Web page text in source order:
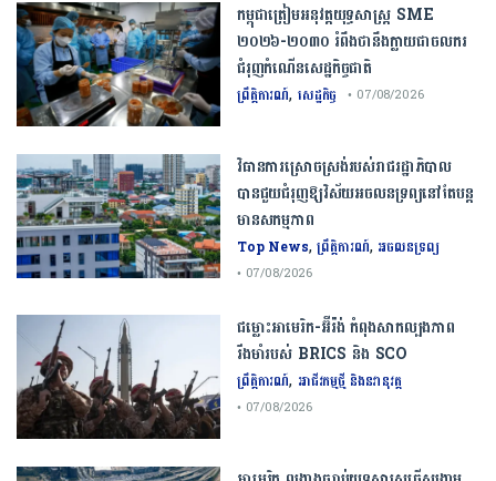
កម្ពុជា​ត្រៀមអនុវត្ត​យុទ្ធសាស្ត្រ​ ​SME​ ​
២០២៦​-​២០៣០​ រំពឹងថានឹងក្លាយ​ជា​ចលករ​
ជំរុញ​កំណើន​សេដ្ឋកិច្ច​ជាតិ​
ព្រឹត្តិការណ៍, សេដ្ឋកិច្ច • 07/08/2026
វិធានការស្រោចស្រង់របស់រាជរដ្ឋាភិបាល​
បាន​ជួយ​ជំរុញឱ្យវិស័យ​អចលនទ្រព្យនៅតែបន្ត​
មានសកម្មភាព
Top News,ព្រឹត្តិការណ៍, អចលនទ្រព្យ
• 07/08/2026
ជម្លោះ​អាមេរិក​-​អ៊ីរ៉ង់​ ​កំពុង​សាកល្បង​ភាព​
រឹងមាំ​របស់​ ​BRICS​ ​និង​ ​SCO​
ព្រឹត្តិការណ៍, អាជីវកម្មថ្មី និងនវានុវត្ត
• 07/08/2026